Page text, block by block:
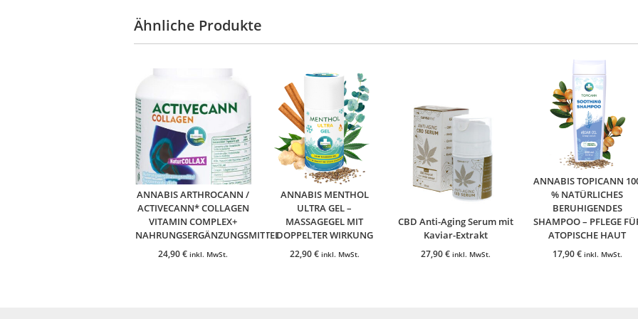
Ähnliche Produkte
ANNABIS ARTHROCANN /
ACTIVECANN* COLLAGEN
VITAMIN COMPLEX+
NAHRUNGSERGÄNZUNGSMITTEL
24,90€ inkl. MwSt.
ANNABIS MENTHOL
ULTRA GEL –
MASSAGEGEL MIT
DOPPELTER WIRKUNG
22,90€ inkl. MwSt.
CBD Anti-Aging Serum mit
Kaviar-Extrakt
27,90€ inkl. MwSt.
ANNABIS TOPICANN
% NATÜRLICHES
BERUHIGENDES
SHAMPOO – PFLEGE
ATOPISCHE HAUT
17,90€ inkl. MwSt.